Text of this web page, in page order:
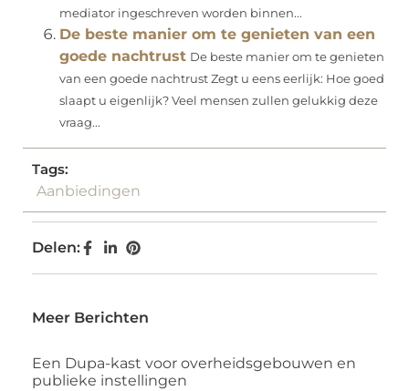
mediator ingeschreven worden binnen...
De beste manier om te genieten van een
goede nachtrust De beste manier om te genieten
van een goede nachtrust Zegt u eens eerlijk: Hoe goed
slaapt u eigenlijk? Veel mensen zullen gelukkig deze
vraag...
Tags:
Aanbiedingen
Delen:
Meer Berichten
Een Dupa-kast voor overheidsgebouwen en
publieke instellingen